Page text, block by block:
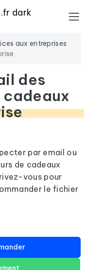
aux entreprises
des
cadeaux
par email ou
de cadeaux
vous pour
le fichier